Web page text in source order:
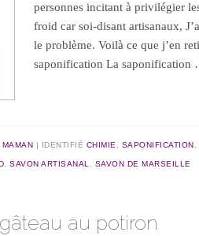
personnes incitant à privilégier
froid car soi-disant artisanaux,
le problème. Voilà ce que j’en
saponification La
MAMAN IDENTIFIÉ CHIMIE SAPONIFICATION
,SAVON ARTISANAL SAVON DE MARSEILLE
au potiron